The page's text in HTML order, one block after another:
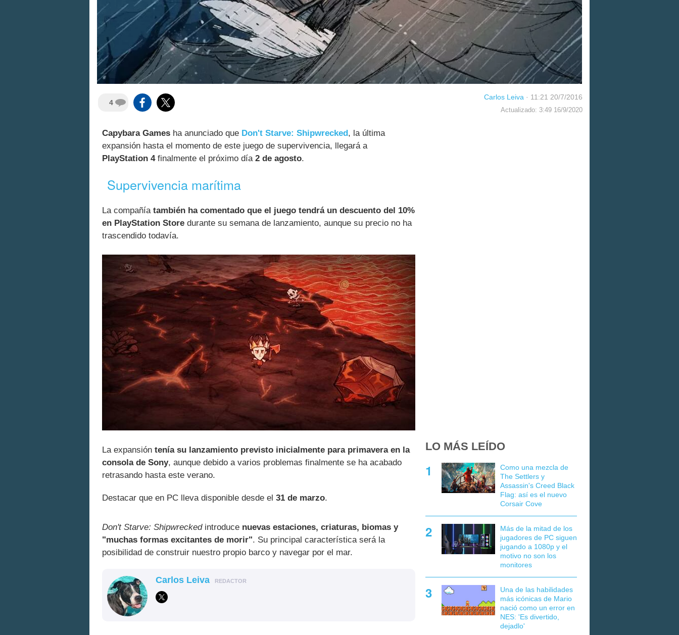
4
Carlos Leiva · 11:21 20/7/2016
Actualizado: 3:49 16/9/2020
Capybara Games ha anunciado que Don't Starve: Shipwrecked , la última
expansión hasta el momento de este juego de supervivencia, llegará a
PlayStation 4finalmente el próximo día 2 de agosto.
Supervivencia marítima
La compañía también ha comentado que el juego tendrá un descuento del 10%
en PlayStation Store durante su semana de lanzamiento, aunque su precio no ha
trascendido todavía.
La expansión tenía su lanzamiento previsto inicialmente para primavera en la
consola de Sony, aunque debido a varios problemas finalmente se ha acabado
retrasando hasta este verano.
Destacar que en PC lleva disponible desde el 31 de marzo.
Don't Starve: Shipwreckedintroduce nuevas estaciones, criaturas, biomas y
"muchas formas excitantes de morir". Su principal característica será la
posibilidad de construir nuestro propio barco y navegar por el mar.
Carlos Leiva REDACTOR
LO MÁS LEÍDO
Como una mezcla de
The Settlers y
Assassin's Creed Black
Flag: así es el nuevo
Corsair Cove
Más de la mitad de los
jugadores de PC siguen
jugando a 1080p y el
motivo no son los
monitores
Una de las habilidades
más icónicas de Mario
nació como un error en
NES: 'Es divertido,
dejadlo'